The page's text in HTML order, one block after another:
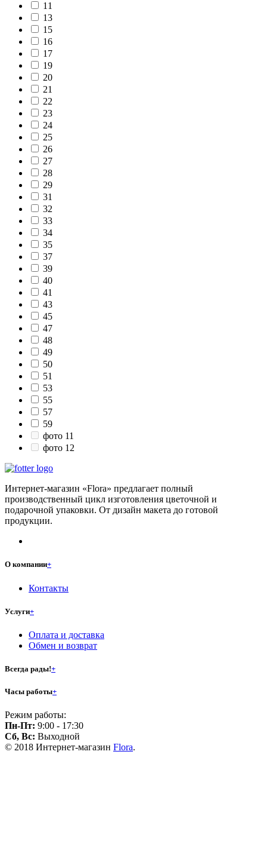
11
13
15
16
17
19
20
21
22
23
24
25
26
27
28
29
31
32
33
34
35
37
39
40
41
43
45
47
48
49
50
51
53
55
57
59
фото 11
фото 12
Интернет-магазин «Flora» предлагает полный
производственный цикл изготовления цветочной и
подарочной упаковки. От дизайн макета до готовой
продукции.
О компании+
Контакты
Услуги+
Оплата и доставка
Обмен и возврат
Всегда рады!+
Часы работы+
Режим работы:
Пн-Пт: 9:00 - 17:30
Сб, Вс: Выходной
© 2018 Интернет-магазин Flora.